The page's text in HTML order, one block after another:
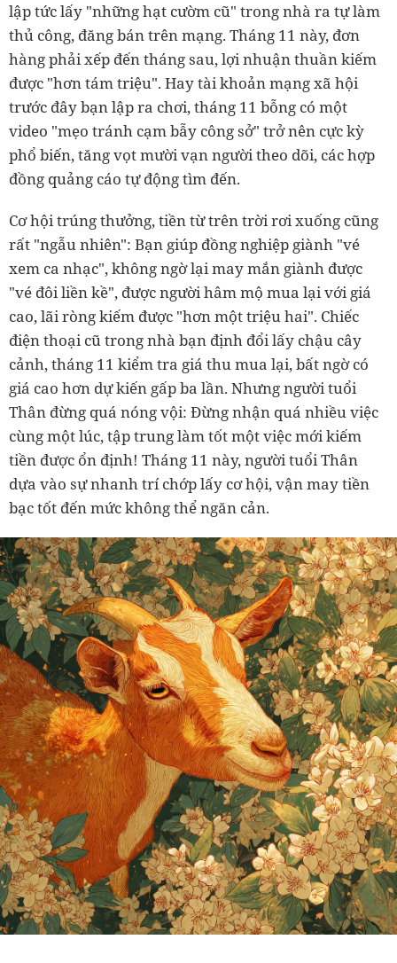
lập tức lấy "những hạt cườm cũ" trong nhà ra tự làm
thủ công, đăng bán trên mạng. Tháng 11 này, đơn
hàng phải xếp đến tháng sau, lợi nhuận thuần kiếm
được "hơn tám triệu". Hay tài khoản mạng xã hội
trước đây bạn lập ra chơi, tháng 11 bỗng có một
video "mẹo tránh cạm bẫy công sở" trở nên cực kỳ
phổ biến, tăng vọt mười vạn người theo dõi, các hợp
đồng quảng cáo tự động tìm đến.
Cơ hội trúng thưởng, tiền từ trên trời rơi xuống cũng
rất "ngẫu nhiên": Bạn giúp đồng nghiệp giành "vé
xem ca nhạc", không ngờ lại may mắn giành được
"vé đôi liền kề", được người hâm mộ mua lại với giá
cao, lãi ròng kiếm được "hơn một triệu hai". Chiếc
điện thoại cũ trong nhà bạn định đổi lấy chậu cây
cảnh, tháng 11 kiểm tra giá thu mua lại, bất ngờ có
giá cao hơn dự kiến gấp ba lần. Nhưng người tuổi
Thân đừng quá nóng vội: Đừng nhận quá nhiều việc
cùng một lúc, tập trung làm tốt một việc mới kiếm
tiền được ổn định! Tháng 11 này, người tuổi Thân
dựa vào sự nhanh trí chớp lấy cơ hội, vận may tiền
bạc tốt đến mức không thể ngăn cản.